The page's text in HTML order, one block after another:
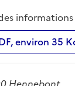
informations
environ 35